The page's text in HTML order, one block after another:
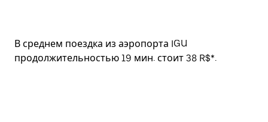
В среднем поездка из аэропорта IGU
продолжительностью 19 мин. стоит 38 R$*.